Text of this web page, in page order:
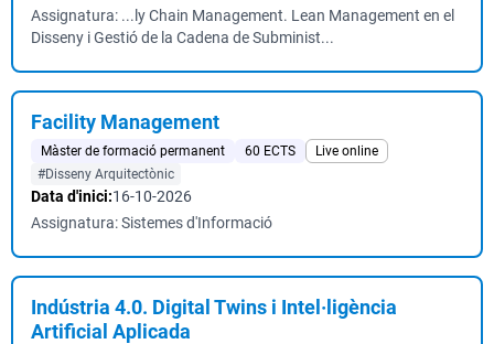
Assignatura: ...ly Chain Management. Lean Management en el
Disseny i Gestió de la Cadena de Subminist...
Facility Management
Màster de formació permanent 60 ECTS
Live online
#Disseny Arquitectònic
Data d'inici:16-10-2026
Assignatura: Sistemes d'Informació
Indústria 4.0. Digital Twins i Intel·ligència
Artificial Aplicada